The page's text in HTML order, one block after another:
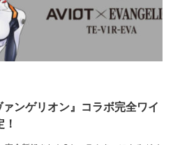
ァンゲリオン』コラボ完全ワイ